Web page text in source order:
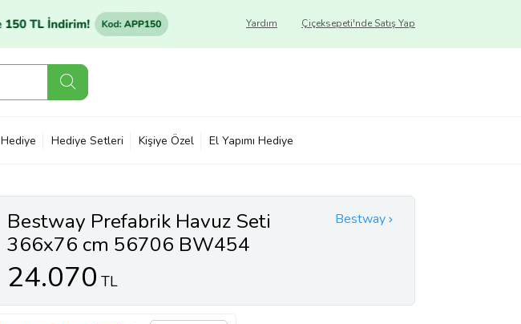
Çiçeksepeti'nde Satış Yap
Yardım
Hediye Hediye Setleri Kişiye Özel El Yapımı Hediye
Bestway
Bestway Prefabrik Havuz Seti
366x76 cm 56706 BW454
24.070 TL